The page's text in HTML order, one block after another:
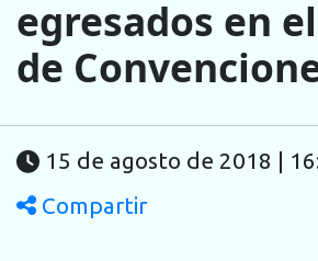
egresados en
de
15 de agosto de 2018 |
Compartir